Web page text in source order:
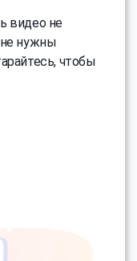
видео не
нужны
чтобы